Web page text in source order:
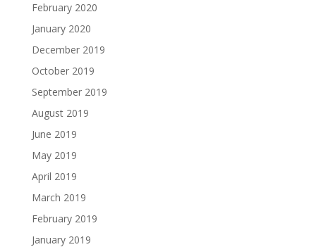
February 2020
January 2020
December 2019
October 2019
September 2019
August 2019
June 2019
May 2019
April 2019
March 2019
February 2019
January 2019